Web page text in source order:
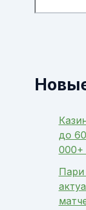
до
000+
Пари